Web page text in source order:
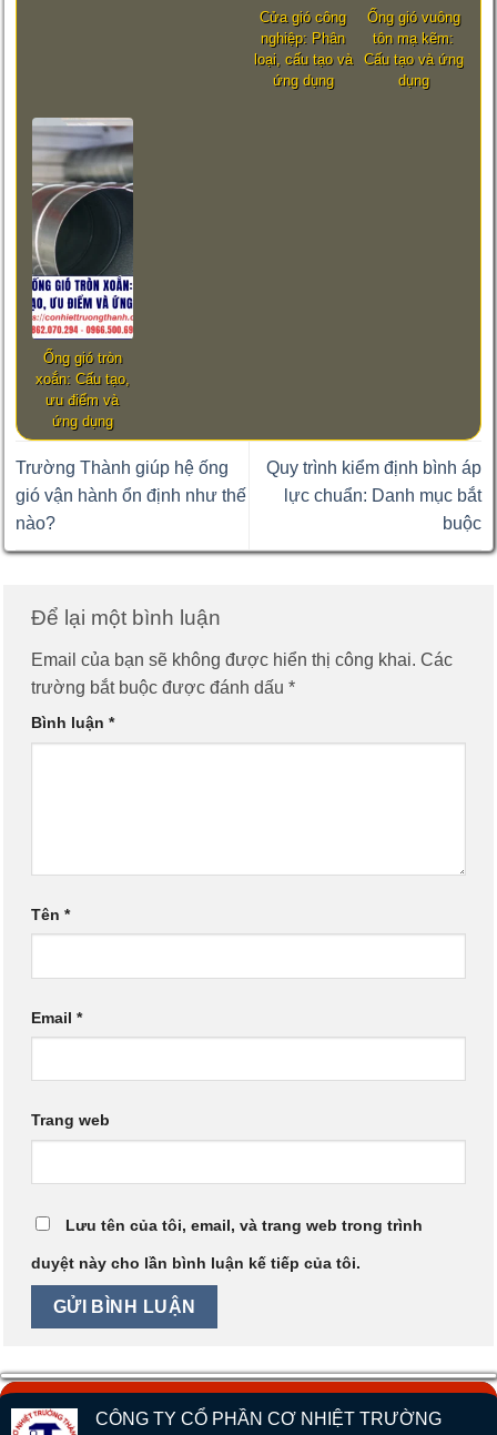
Cửa gió công
nghiệp: Phân
loại, cấu tạo và
ứng dụng
Ống gió vuông
tôn mạ kẽm:
Cấu tạo và ứng
dụng
Ống gió tròn
xoắn: Cấu tạo,
ưu điểm và
ứng dụng
Trường Thành giúp hệ ống
gió vận hành ổn định như thế
nào?
Quy trình kiểm định bình áp
lực chuẩn: Danh mục bắt
buộc
Để lại một bình luận
Email của bạn sẽ không được hiển thị công khai. Các
trường bắt buộc được đánh dấu *
Bình luận *
Tên *
Email *
Trang web
Lưu tên của tôi, email, và trang web trong trình
duyệt này cho lần bình luận kế tiếp của tôi.
CÔNG TY CỔ PHẦN CƠ NHIỆT TRƯỜNG